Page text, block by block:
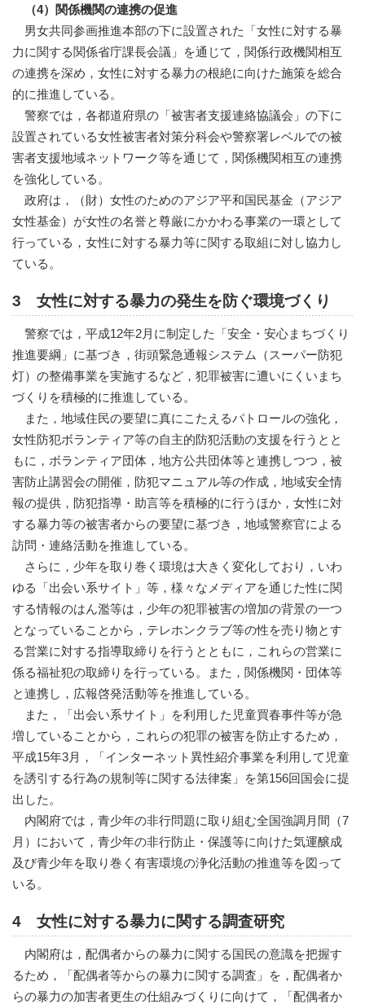
（4）関係機関の連携の促進
男女共同参画推進本部の下に設置された「女性に対する暴
力に関する関係省庁課長会議」を通じて，関係行政機関相互
の連携を深め，女性に対する暴力の根絶に向けた施策を総合
的に推進している。
警察では，各都道府県の「被害者支援連絡協議会」の下に
設置されている女性被害者対策分科会や警察署レベルでの被
害者支援地域ネットワーク等を通じて，関係機関相互の連携
を強化している。
政府は，（財）女性のためのアジア平和国民基金（アジア
女性基金）が女性の名誉と尊厳にかかわる事業の一環として
行っている，女性に対する暴力等に関する取組に対し協力し
ている。
3 女性に対する暴力の発生を防ぐ環境づくり
警察では，平成12年2月に制定した「安全・安心まちづくり
推進要綱」に基づき，街頭緊急通報システム（スーパー防犯
灯）の整備事業を実施するなど，犯罪被害に遭いにくいまち
づくりを積極的に推進している。
また，地域住民の要望に真にこたえるパトロールの強化，
女性防犯ボランティア等の自主的防犯活動の支援を行うとと
もに，ボランティア団体，地方公共団体等と連携しつつ，被
害防止講習会の開催，防犯マニュアル等の作成，地域安全情
報の提供，防犯指導・助言等を積極的に行うほか，女性に対
する暴力等の被害者からの要望に基づき，地域警察官による
訪問・連絡活動を推進している。
さらに，少年を取り巻く環境は大きく変化しており，いわ
ゆる「出会い系サイト」等，様々なメディアを通じた性に関
する情報のはん濫等は，少年の犯罪被害の増加の背景の一つ
となっていることから，テレホンクラブ等の性を売り物とす
る営業に対する指導取締りを行うとともに，これらの営業に
係る福祉犯の取締りを行っている。また，関係機関・団体等
と連携し，広報啓発活動等を推進している。
また，「出会い系サイト」を利用した児童買春事件等が急
増していることから，これらの犯罪の被害を防止するため，
平成15年3月，「インターネット異性紹介事業を利用して児童
を誘引する行為の規制等に関する法律案」を第156回国会に提
出した。
内閣府では，青少年の非行問題に取り組む全国強調月間（7
月）において，青少年の非行防止・保護等に向けた気運醸成
及び青少年を取り巻く有害環境の浄化活動の推進等を図って
いる。
4 女性に対する暴力に関する調査研究
内閣府は，配偶者からの暴力に関する国民の意識を把握す
るため，「配偶者等からの暴力に関する調査」を，配偶者か
らの暴力の加害者更生の仕組みづくりに向けて，「配偶者か